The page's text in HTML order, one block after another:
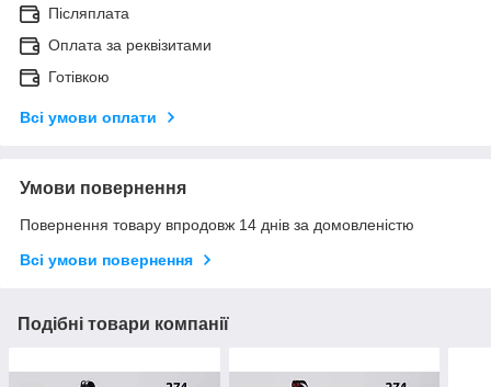
Післяплата
Оплата за реквізитами
Готівкою
Всі умови оплати
Умови повернення
Повернення товару впродовж 14 днів за домовленістю
Всі умови повернення
Подібні товари компанії